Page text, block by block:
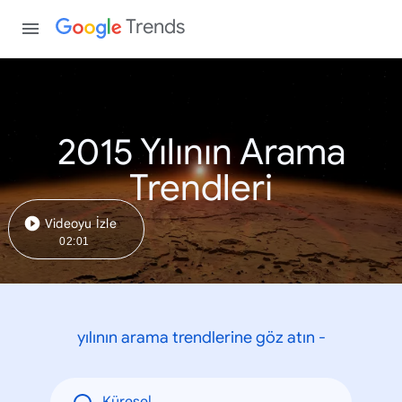
Trends
2015 Yılının Arama
Trendleri
Videoyu İzle
02:01
yılının arama trendlerine göz atın -